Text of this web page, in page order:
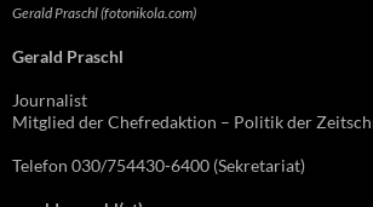
Gerald Praschl (fotonikola.com)
Gerald Praschl
Journalist
Mitglied der Chefredaktion – Politik der
Telefon 030/754430-6400 (Sekretariat)